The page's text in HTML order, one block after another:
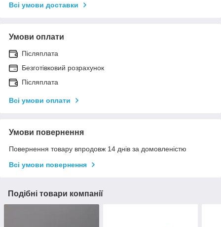
Всі умови доставки
Умови оплати
Післяплата
Безготівковий розрахунок
Післяплата
Всі умови оплати
Умови повернення
Повернення товару впродовж 14 днів за домовленістю
Всі умови повернення
Подібні товари компанії